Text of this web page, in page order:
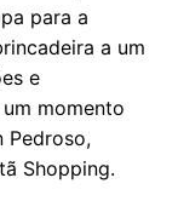
para a
a um
e
momento
Pedroso,
Shopping.